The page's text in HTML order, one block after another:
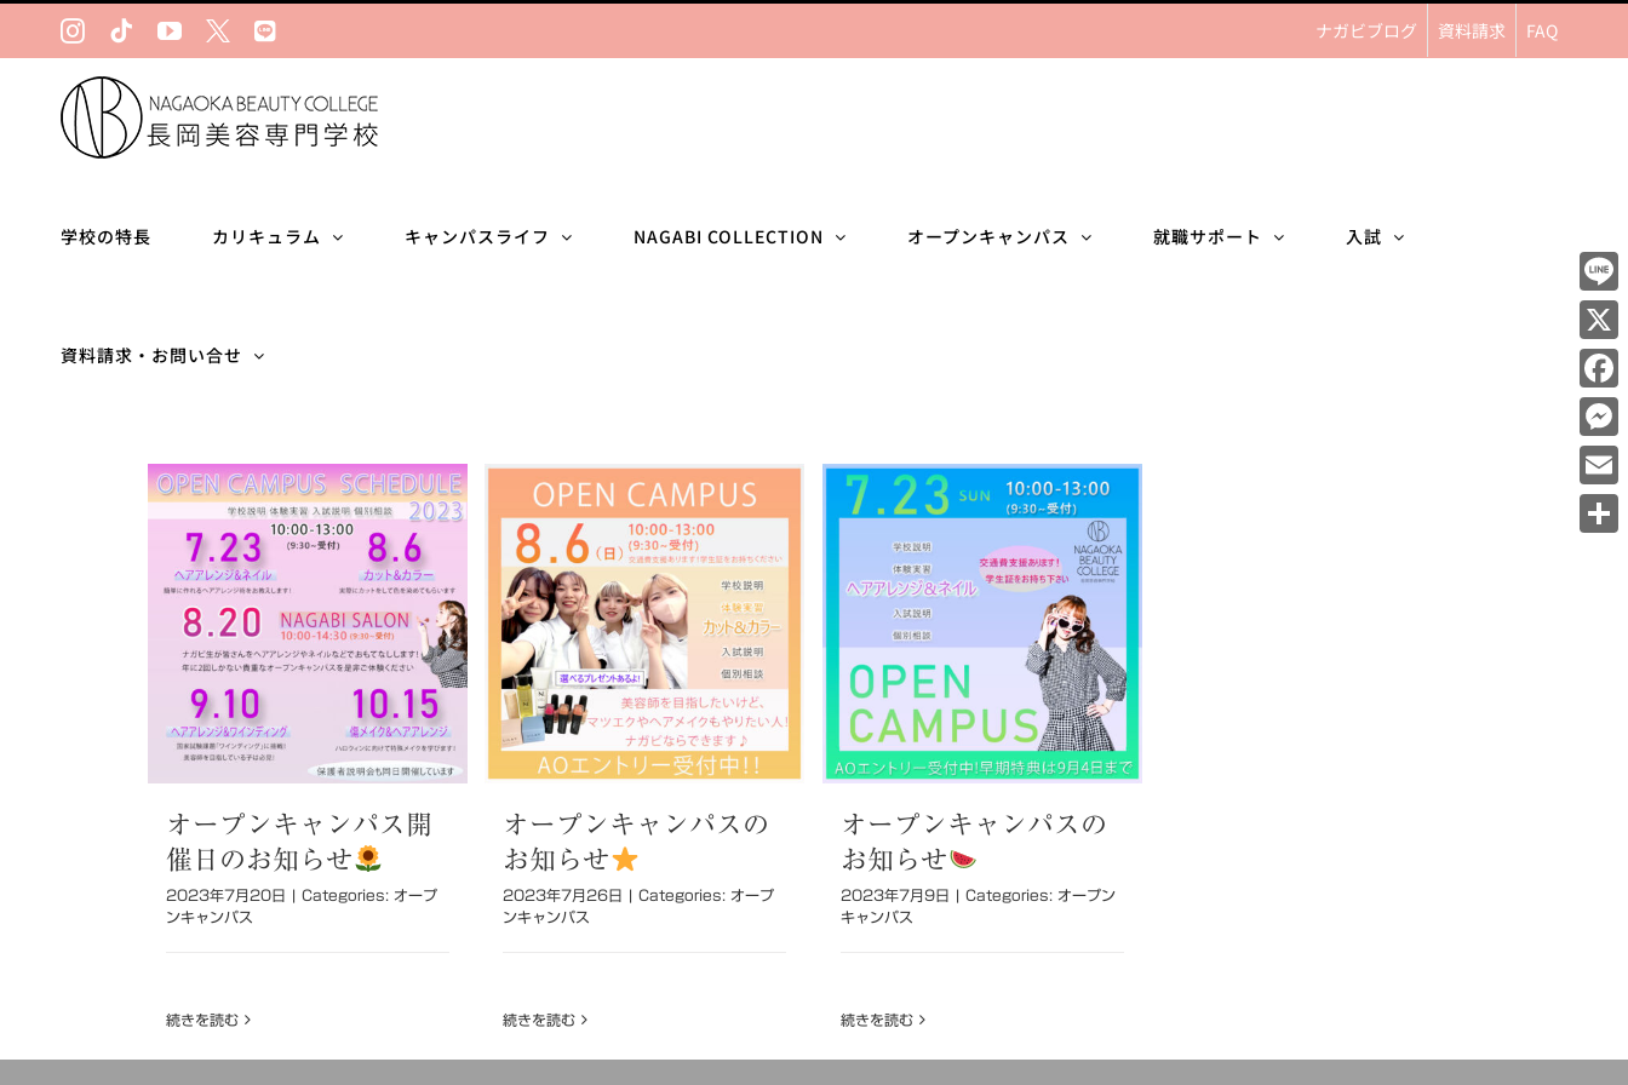
Instagram
TiktokYouTube
Ｘ LINE ナガビブログ 資料請求 FAQ
学校の特長 カリキュラム キャンパスライフ NAGABI COLLECTION オープンキャンパス 就職サポート 入試
資料請求・お問い合せ
オープンキャンパス開
催日のお知らせ
2023年7月20日 | Categories: オープ
ンキャンパス
続きを読む
オープンキャンパスの
お知らせ
2023年7月26日 | Categories: オープ
ンキャンパス
続きを読む
オープンキャンパスの
お知らせ
2023年7月9日 | Categories: オープン
キャンパス
続きを読む
Line
X
Email